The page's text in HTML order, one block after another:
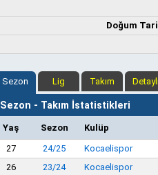
Doğum
Sezon Lig Takım Detaylı
Sezon - Takım İstatistikleri
Yaş Sezon Kulüp
27
24/25 Kocaelispor
26
23/24 Kocaelispor